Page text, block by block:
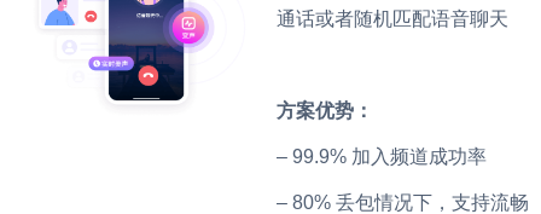
通话或者随机匹配语音聊天
方案优势：
– 99.9% 加入频道成功率
– 80% 丢包情况下，支持流畅